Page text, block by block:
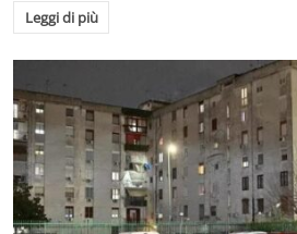
Leggi di più